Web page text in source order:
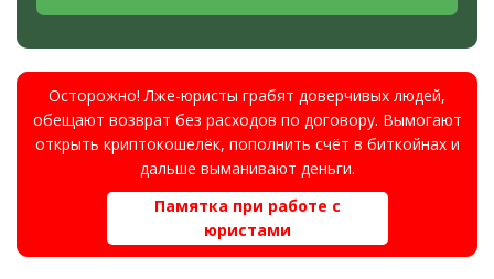
Осторожно! Лже-юристы грабят доверчивых людей,
обещают возврат без расходов по договору. Вымогают
открыть криптокошелёк, пополнить счёт в биткойнах и
дальше выманивают деньги.
Памятка при работе с
юристами